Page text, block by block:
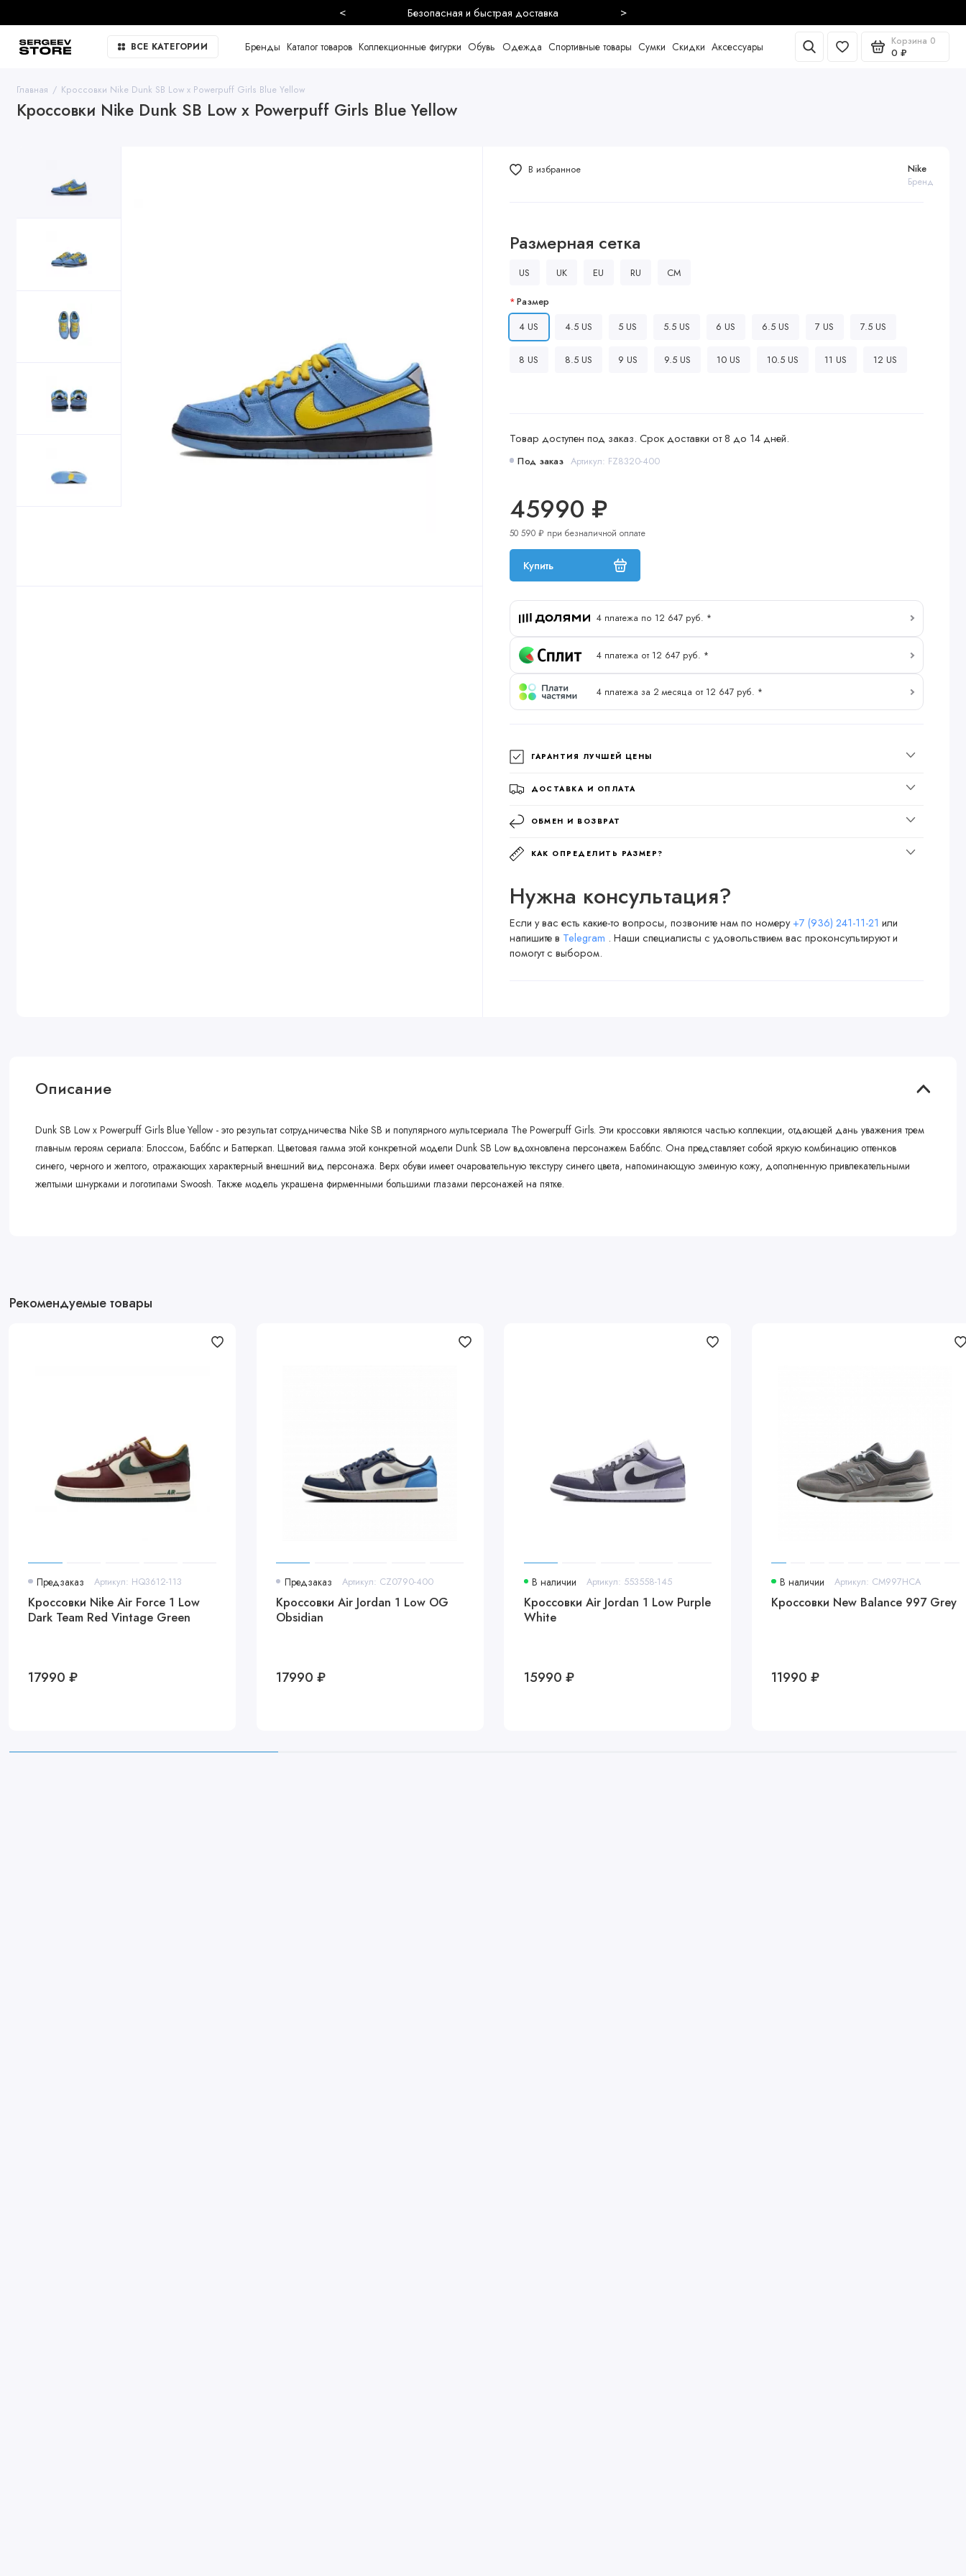
Более 10000 живых отзывов
< >
ВСЕ КАТЕГОРИИ Бренды Каталог товаров Коллекционные фигурки Обувь Одежда Спортивные товары Сумки Скидки Аксессуары Корзина 0
0 ₽
Главная Кроссовки Nike Dunk SB Low x Powerpuff Girls Blue Yellow
Кроссовки Nike Dunk SB Low x Powerpuff Girls Blue Yellow
Товар доступен под заказ. Срок доставки от 8 до 14 дней.
Под заказ Артикул: FZ8320-400
Nike
Бренд
45990 ₽
50 590 ₽ при безналичной оплате
Купить
4 платежа по 12 647 руб. *
4 платежа от 12 647 руб. *
4 платежа за 2 месяца от 12 647 руб. *
В избранное
Размерная сетка
US UK EU RU CM
Размер
4 US
4.5 US 5 US 5.5 US 6 US 6.5 US 7 US 7.5 US
8 US 8.5 US 9 US 9.5 US 10 US 10.5 US 11 US 12 US
ГАРАНТИЯ ЛУЧШЕЙ ЦЕНЫ
ДОСТАВКА И ОПЛАТА
ОБМЕН И ВОЗВРАТ
КАК ОПРЕДЕЛИТЬ РАЗМЕР?
Нужна консультация?
Если у вас есть какие-то вопросы, позвоните нам по номеру+7 (936) 241-11-21 или
напишите в Telegram . Наши специалисты с удовольствием вас проконсультируют и
помогут с выбором.
Описание
Dunk SB Low x Powerpuff Girls Blue Yellow - это результат сотрудничества Nike SB и популярного мультсериала The Powerpuff Girls. Эти кроссовки являются частью коллекции, отдающей дань уважения трем
главным героям сериала: Блоссом, Бабблс и Баттеркап. Цветовая гамма этой конкретной модели Dunk SB Low вдохновлена персонажем Бабблс. Она представляет собой яркую комбинацию оттенков
синего, черного и желтого, отражающих характерный внешний вид персонажа. Верх обуви имеет очаровательную текстуру синего цвета, напоминающую змеиную кожу, дополненную привлекательными
желтыми шнурками и логотипами Swoosh. Также модель украшена фирменными большими глазами персонажей на пятке.
Рекомендуемые товары
Предзаказ Артикул: HQ3612-113
Кроссовки Nike Air Force 1 Low
Dark Team Red Vintage Green
17990 ₽
Предзаказ Артикул: CZ0790-400
Кроссовки Air Jordan 1 Low OG
Obsidian
17990 ₽
В наличии Артикул: 553558-145
Кроссовки Air Jordan 1 Low Purple
White
15990 ₽
В наличии Артикул: CM997HCA
Кроссовки New Balance 997 Grey
11990 ₽